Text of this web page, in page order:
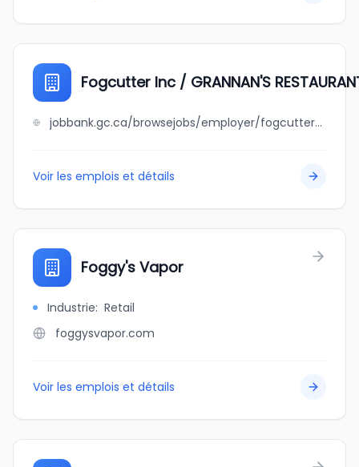
Fogcutter Inc / GRANNAN'S
jobbank.gc.ca/browsejobs/employer/fogcutter+inc+%2F+grannan%27s+restaurant/ca
Voir les emplois et détails
Foggy's Vapor
Industrie: Retail
foggysvapor.com
Voir les emplois et détails